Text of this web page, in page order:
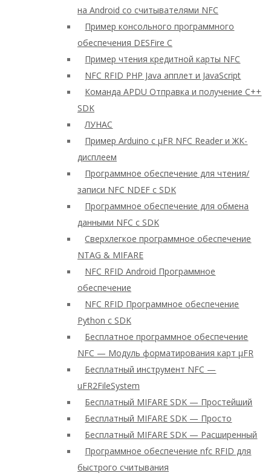
на Android со считывателями NFC
Пример консольного программного
обеспечения DESFire C
Пример чтения кредитной карты NFC
NFC RFID PHP Java апплет и JavaScript
Команда APDU Отправка и получение C++
SDK
ЛУНАС
Пример Arduino с μFR NFC Reader и ЖК-
дисплеем
Программное обеспечение для чтения/
записи NFC NDEF с SDK
Программное обеспечение для обмена
данными NFC с SDK
Сверхлегкое программное обеспечение
NTAG & MIFARE
NFC RFID Android Программное
обеспечение
NFC RFID Программное обеспечение
Python с SDK
Бесплатное программное обеспечение
NFC — Модуль форматирования карт μFR
Бесплатный инструмент NFC —
uFR2FileSystem
Бесплатный MIFARE SDK — Простейший
Бесплатный MIFARE SDK — Просто
Бесплатный MIFARE SDK — Расширенный
Программное обеспечение nfc RFID для
быстрого считывания